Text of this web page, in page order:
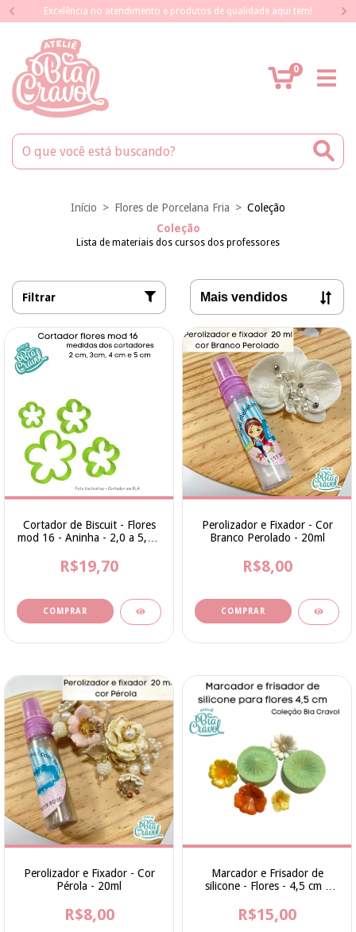
Excelência no atendimento e produtos de qualidade aqui tem!
0
Início > Flores de Porcelana Fria > Coleção
Coleção
Lista de materiais dos cursos dos professores
Filtrar
Cortador de Biscuit - Flores
mod 16 - Aninha - 2,0 a 5,0 -
R$19,70
Perolizador e Fixador - Cor
Branco Perolado - 20ml
R$8,00
Perolizador e Fixador - Cor
Pérola - 20ml
R$8,00
Marcador e Frisador de
silicone - Flores - 4,5 cm -
R$15,00